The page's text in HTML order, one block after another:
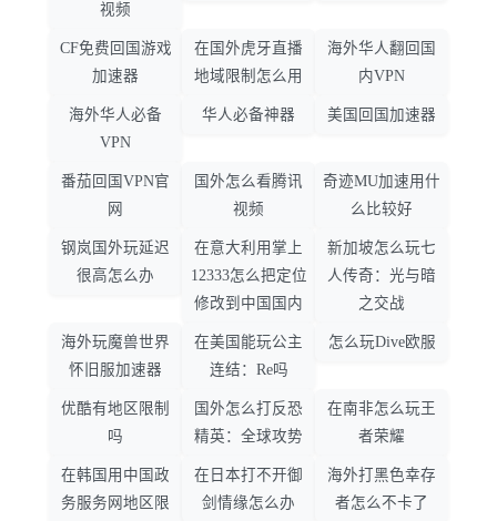
视频
CF免费回国游戏
加速器
在国外虎牙直播
地域限制怎么用
海外华人翻回国
内VPN
海外华人必备
VPN
华人必备神器 美国回国加速器
番茄回国VPN官
网
国外怎么看腾讯
视频
奇迹MU加速用什
么比较好
钢岚国外玩延迟
很高怎么办
在意大利用掌上
12333怎么把定位
修改到中国国内
新加坡怎么玩七
人传奇：光与暗
之交战
海外玩魔兽世界
怀旧服加速器
在美国能玩公主
连结：Re吗
怎么玩Dive欧服
优酷有地区限制
吗
国外怎么打反恐
精英：全球攻势
在南非怎么玩王
者荣耀
在韩国用中国政
务服务网地区限
在日本打不开御
剑情缘怎么办
海外打黑色幸存
者怎么不卡了